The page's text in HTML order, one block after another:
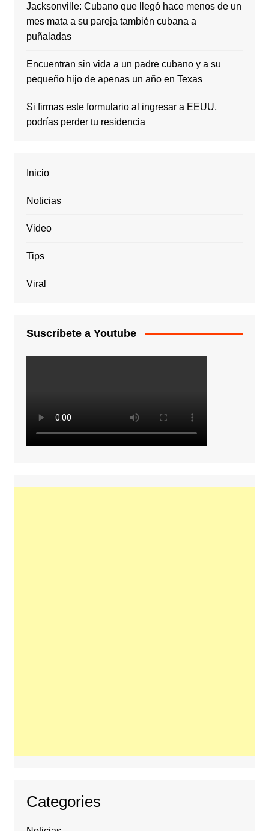
Jacksonville: Cubano que llegó hace menos de un
mes mata a su pareja también cubana a
puñaladas
Encuentran sin vida a un padre cubano y a su
pequeño hijo de apenas un año en Texas
Si firmas este formulario al ingresar a EEUU,
podrías perder tu residencia
Inicio
Noticias
Video
Tips
Viral
Suscríbete a Youtube
Categories